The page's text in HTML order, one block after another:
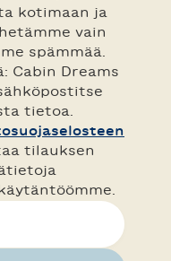
kotimaan ja
vain
spämmää.
Cabin Dreams
tietoa.
tilauksen